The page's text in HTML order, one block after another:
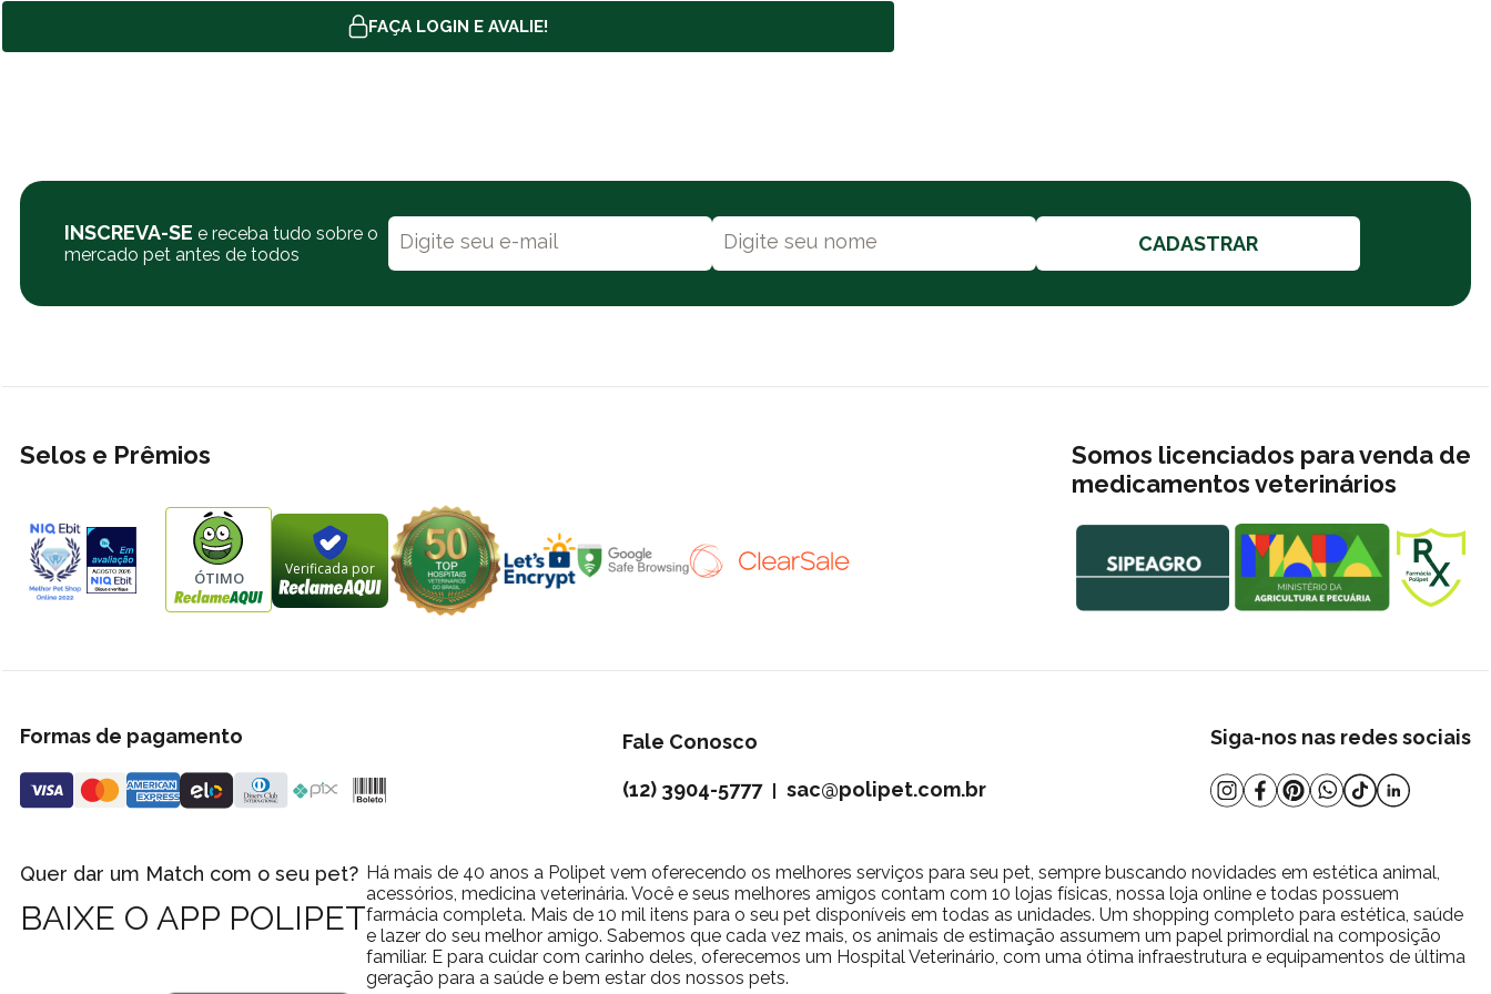
FAÇA LOGIN E AVALIE!
INSCREVA-SE e receba tudo sobre o
mercado pet antes de todos
CADASTRAR
Selos e Prêmios
ÓTIMO Verificada por
Somos licenciados para venda de
medicamentos veterinários
Formas de pagamento Fale Conosco
(12) 3904-5777| sac@polipet.com.br
Siga-nos nas redes sociais
Quer dar um Match com o seu pet?
BAIXE O APP POLIPET
Há mais de 40 anos a Polipet vem oferecendo os melhores serviços para seu pet, sempre buscando novidades em estética animal,
acessórios, medicina veterinária. Você e seus melhores amigos contam com 10 lojas físicas, nossa loja online e todas possuem
farmácia completa. Mais de 10 mil itens para o seu pet disponíveis em todas as unidades. Um shopping completo para estética, saúde
e lazer do seu melhor amigo. Sabemos que cada vez mais, os animais de estimação assumem um papel primordial na composição
familiar. E para cuidar com carinho deles, oferecemos um Hospital Veterinário, com uma ótima infraestrutura e equipamentos de última
geração para a saúde e bem estar dos nossos pets.